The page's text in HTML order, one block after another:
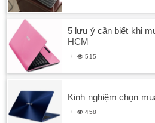
5 lưu ý cần biết khi
HCM
515
Kinh nghiệm chọn
458